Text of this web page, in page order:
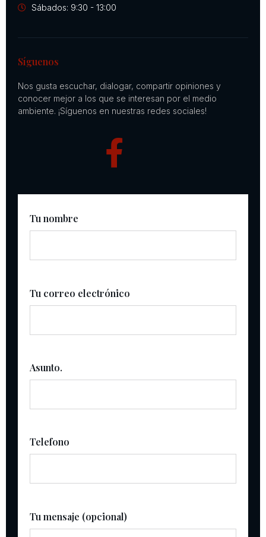
Sábados: 9:30 - 13:00
Síguenos
Nos gusta escuchar, dialogar, compartir opiniones y
conocer mejor a los que se interesan por el medio
ambiente. ¡Síguenos en nuestras redes sociales!
Tu nombre
Tu correo electrónico
Asunto.
Telefono
Tu mensaje (opcional)